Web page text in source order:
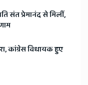
संत प्रेमानंद से मिलीं,
कांग्रेस विधायक हुए